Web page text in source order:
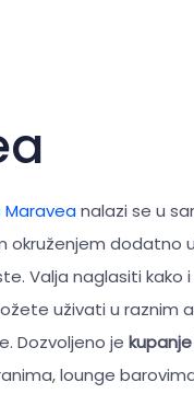
Maraveanalazi se u
okruženjem dodatno
Valja naglasiti kako
uživati u raznim
Dozvoljeno je
lounge